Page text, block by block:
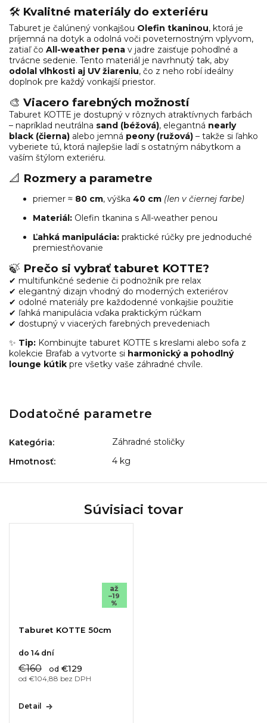
🛠️ Kvalitné materiály do exteriéru
Taburet je čalúnený vonkajšou Olefin tkaninou, ktorá je
príjemná na dotyk a odolná voči poveternostným vplyvom,
zatiaľ čo All-weather pena v jadre zaisťuje pohodlné a
trvácne sedenie. Tento materiál je navrhnutý tak, aby
odolal vlhkosti aj UV žiareniu, čo z neho robí ideálny
doplnok pre každý vonkajší priestor.
🎨 Viacero farebných možností
Taburet KOTTE je dostupný v rôznych atraktívnych farbách
– napríklad neutrálna sand (béžová), elegantná nearly
black (čierna) alebo jemná peony (ružová) – takže si ľahko
vyberiete tú, ktorá najlepšie ladí s ostatným nábytkom a
vaším štýlom exteriéru.
📐 Rozmery a parametre
priemer ≈ 80 cm, výška 40 cm (len v čiernej farbe)
Materiál: Olefin tkanina s All-weather penou
Ľahká manipulácia: praktické rúčky pre jednoduché
premiestňovanie
🍃 Prečo si vybrať taburet KOTTE?
✔ multifunkčné sedenie či podnožník pre relax
✔ elegantný dizajn vhodný do moderných exteriérov
✔ odolné materiály pre každodenné vonkajšie použitie
✔ ľahká manipulácia vďaka praktickým rúčkam
✔ dostupný v viacerých farebných prevedeniach
✨ Tip: Kombinujte taburet KOTTE s kreslami alebo sofa z
kolekcie Brafab a vytvorte si harmonický a pohodlný
lounge kútik pre všetky vaše záhradné chvíle.
Dodatočné parametre
Kategória:
Záhradné stoličky
Hmotnosť: 4 kg
Súvisiaci tovar
až
–19
%
Taburet KOTTE 50cm
do 14 dní
od €104,88 bez DPH
€160 od €129
Detail